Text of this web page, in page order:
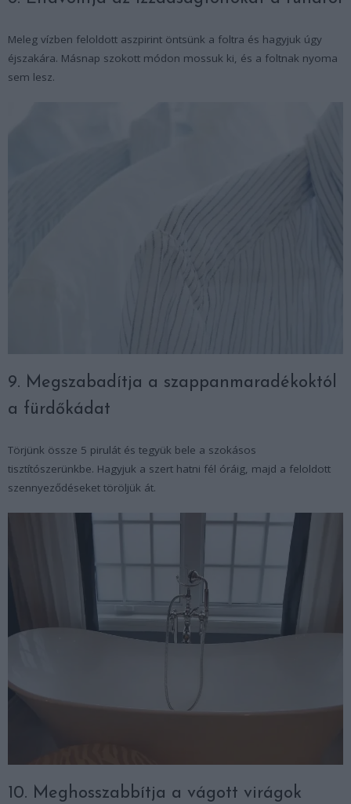
Meleg vízben feloldott aszpirint öntsünk a foltra és hagyjuk úgy
éjszakára. Másnap szokott módon mossuk ki, és a foltnak nyoma
sem lesz.
9. Megszabadítja a szappanmaradékoktól
a fürdőkádat
Törjünk össze 5 pirulát és tegyük bele a szokásos
tisztítószerünkbe. Hagyjuk a szert hatni fél óráig, majd a feloldott
szennyeződéseket töröljük át.
10. Meghosszabbítja a vágott virágok